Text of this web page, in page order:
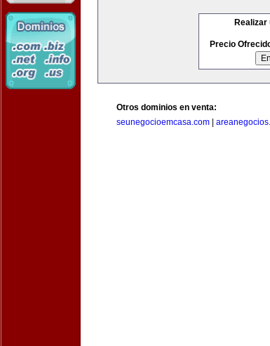
Realizar
Precio
Otros dominios en venta:
seunegocioemcasa.com